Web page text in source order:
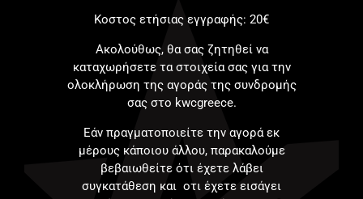
Κοστος ετήσιας εγγραφής: 20€
Ακολούθως, θα σας ζητηθεί να
καταχωρήσετε τα στοιχεία σας για την
ολοκλήρωση της αγοράς της συνδρομής
σας στο kwcgreece.
Εάν πραγματοποιείτε την αγορά εκ
μέρους κάποιου άλλου, παρακαλούμε
βεβαιωθείτε ότι έχετε λάβει
συγκατάθεση και οτι έχετε εισάγει